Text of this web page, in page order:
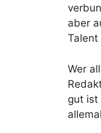
aber
Talent
Wer
gut ist